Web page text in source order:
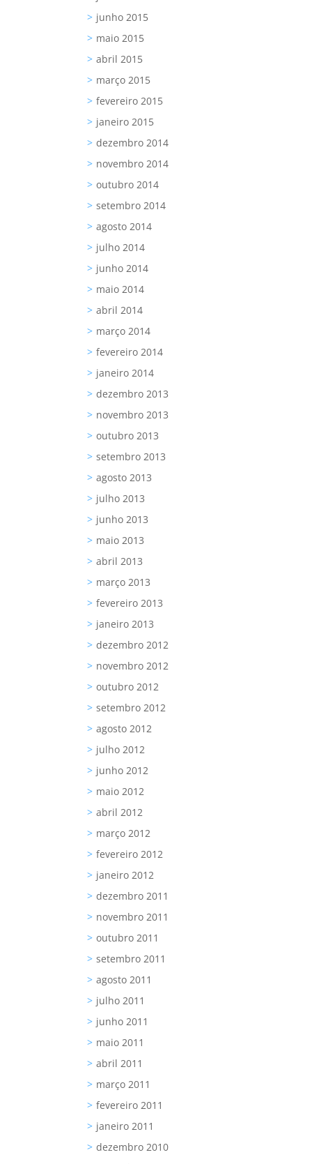
junho 2015
maio 2015
abril 2015
março 2015
fevereiro 2015
janeiro 2015
dezembro 2014
novembro 2014
outubro 2014
setembro 2014
agosto 2014
julho 2014
junho 2014
maio 2014
abril 2014
março 2014
fevereiro 2014
janeiro 2014
dezembro 2013
novembro 2013
outubro 2013
setembro 2013
agosto 2013
julho 2013
junho 2013
maio 2013
abril 2013
março 2013
fevereiro 2013
janeiro 2013
dezembro 2012
novembro 2012
outubro 2012
setembro 2012
agosto 2012
julho 2012
junho 2012
maio 2012
abril 2012
março 2012
fevereiro 2012
janeiro 2012
dezembro 2011
novembro 2011
outubro 2011
setembro 2011
agosto 2011
julho 2011
junho 2011
maio 2011
abril 2011
março 2011
fevereiro 2011
janeiro 2011
dezembro 2010